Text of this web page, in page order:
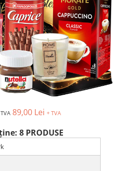
89,00 Lei + TVA
8 PRODUSE